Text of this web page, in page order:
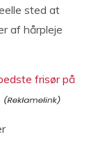
sted at
af hårpleje
frisør på